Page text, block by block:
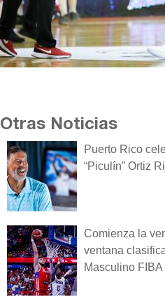
Otras Noticias
Puerto Rico
“Piculín” Ortiz
Comienza la
ventana
Masculino FIBA